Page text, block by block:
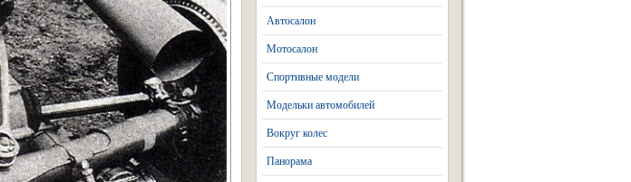
Автосалон
Мотосалон
Спортивные модели
Модельки автомобилей
Вокруг колес
Панорама